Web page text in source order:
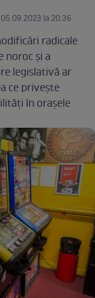
la 20:36
radicale
noroc și a
legislativă ar
ce privește
în orașele